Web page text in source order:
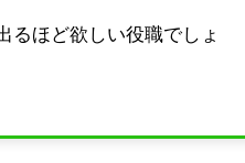
るほど欲しい役職でしょ